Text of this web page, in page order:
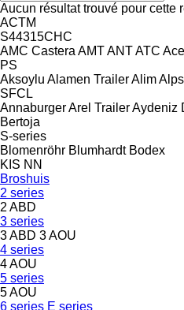
Aucun résultat trouvé pour cette
ACTM
S44315CHC
AMC Castera AMTANTATC
PS
Aksoylu Alamen TrailerAlim
SFCL
AnnaburgerArel TrailerAydeniz
Bertoja
S-series
Blomenröhr Blumhardt Bodex
KIS NN
Broshuis
2 series
2 ABD
3 series
3 ABD 3 AOU
4 series
4 AOU
5 series
5 AOU
6 series E series